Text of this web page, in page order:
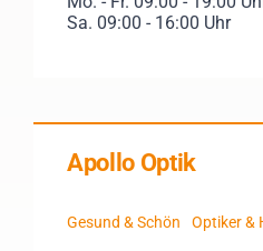
Sa. 09:00 - 16:00 Uhr
Apollo Optik
Gesund & Schön Optiker &